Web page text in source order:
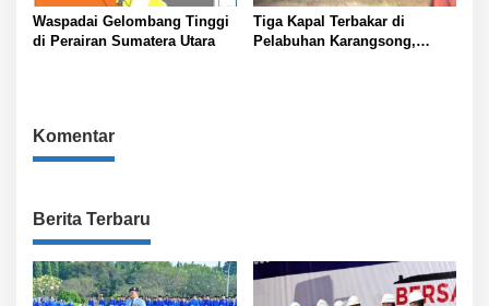
Waspadai Gelombang Tinggi
di Perairan Sumatera Utara
Tiga Kapal Terbakar di
Pelabuhan Karangsong,
Komentar
Berita Terbaru